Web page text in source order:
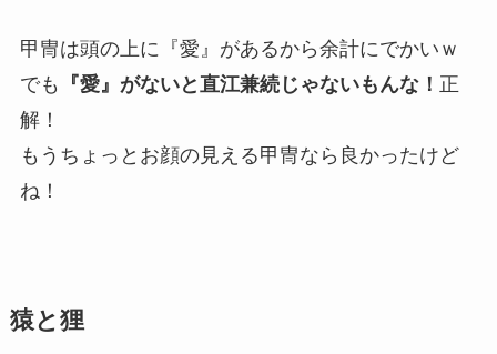
甲冑は頭の上に『愛』があるから余計にでかいｗ
でも
『愛』がないと直江兼続じゃないもんな！ 正
解！
もうちょっとお顔の見える甲冑なら良かったけど
ね！
猿と狸